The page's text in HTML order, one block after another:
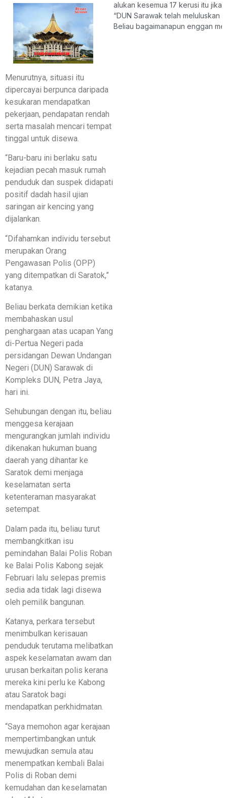
Menurutnya, situasi itu
dipercayai berpunca daripada
kesukaran mendapatkan
pekerjaan, pendapatan rendah
serta masalah mencari tempat
tinggal untuk disewa.
“Baru-baru ini berlaku satu
kejadian pecah masuk rumah
penduduk dan suspek didapati
positif dadah hasil ujian
saringan air kencing yang
dijalankan.
“Difahamkan individu tersebut
merupakan Orang
Pengawasan Polis (OPP)
yang ditempatkan di Saratok,”
katanya.
Beliau berkata demikian ketika
membahaskan usul
penghargaan atas ucapan Yang
di-Pertua Negeri pada
persidangan Dewan Undangan
Negeri (DUN) Sarawak di
Kompleks DUN, Petra Jaya,
hari ini.
Sehubungan dengan itu, beliau
menggesa kerajaan
mengurangkan jumlah individu
dikenakan hukuman buang
daerah yang dihantar ke
Saratok demi menjaga
keselamatan serta
ketenteraman masyarakat
setempat.
Dalam pada itu, beliau turut
membangkitkan isu
pemindahan Balai Polis Roban
ke Balai Polis Kabong sejak
Februari lalu selepas premis
sedia ada tidak lagi disewa
oleh pemilik bangunan.
Katanya, perkara tersebut
menimbulkan kerisauan
penduduk terutama melibatkan
aspek keselamatan awam dan
urusan berkaitan polis kerana
mereka kini perlu ke Kabong
atau Saratok bagi
mendapatkan perkhidmatan.
“Saya memohon agar kerajaan
mempertimbangkan untuk
mewujudkan semula atau
menempatkan kembali Balai
Polis di Roban demi
kemudahan dan keselamatan
alukan kesemua 17 kerusi itu jika
“DUN Sarawak telah
Beliau bagaimanapun enggan